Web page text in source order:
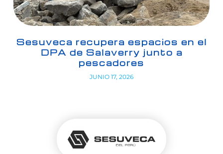
Sesuveca recupera espacios en el
DPA de Salaverry junto a
pescadores
JUNIO 17, 2026